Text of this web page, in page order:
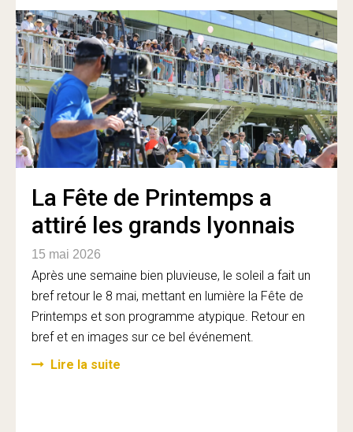
La Fête de Printemps a
attiré les grands lyonnais
15 mai 2026
Après une semaine bien pluvieuse, le soleil a fait un
bref retour le 8 mai, mettant en lumière la Fête de
Printemps et son programme atypique. Retour en
bref et en images sur ce bel événement.
Lire la suite